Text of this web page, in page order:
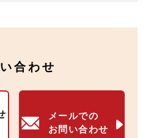
合わせ
メールでの
お問い合わせ